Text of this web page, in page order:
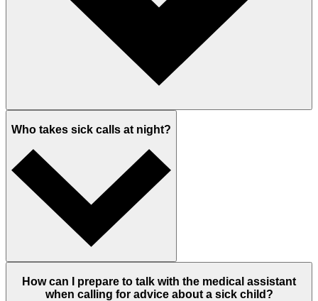
Who takes sick calls at night?
How can I prepare to talk with the medical assistant
when calling for advice about a sick child?